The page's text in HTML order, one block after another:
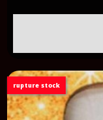
rupture stock